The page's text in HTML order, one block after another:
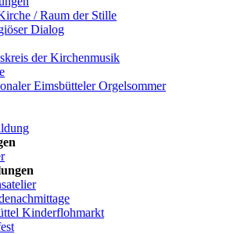
/ Raum der Stille
Dialog
der Kirchenmusik
Eimsbütteler Orgelsommer
Kinder­flohmarkt